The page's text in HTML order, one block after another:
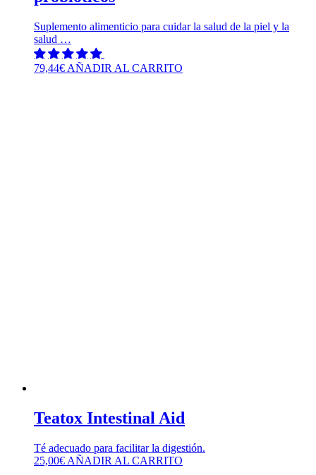
Suplemento alimenticio para cuidar la salud de la piel y la
salud …
79,44€ AÑADIR AL CARRITO
Teatox Intestinal Aid
Té adecuado para facilitar la digestión.
25,00€ AÑADIR AL CARRITO